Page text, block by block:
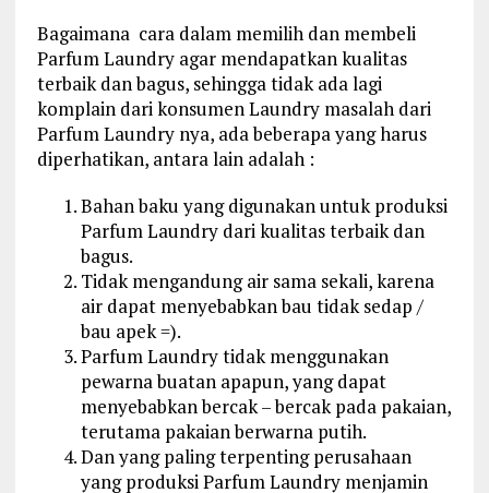
Bagaimana cara dalam memilih dan membeli
Parfum Laundry agar mendapatkan kualitas
terbaik dan bagus, sehingga tidak ada lagi
komplain dari konsumen Laundry masalah dari
Parfum Laundry nya, ada beberapa yang harus
diperhatikan, antara lain adalah :
Bahan baku yang digunakan untuk produksi
Parfum Laundry dari kualitas terbaik dan
bagus.
Tidak mengandung air sama sekali, karena
air dapat menyebabkan bau tidak sedap /
bau apek =).
Parfum Laundry tidak menggunakan
pewarna buatan apapun, yang dapat
menyebabkan bercak – bercak pada pakaian,
terutama pakaian berwarna putih.
Dan yang paling terpenting perusahaan
yang produksi Parfum Laundry menjamin